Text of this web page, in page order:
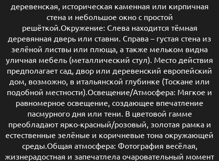
деревенская, историческая каменная или кирпичная
стена и небольшое окно с простой
решёткой.Окружение: Слева находится тёмная
деревянная дверь или ставни. Справа – густая стена из
зелёной листвы или плюща, а также мельком видна
уличная мебель (металлический стул). Место действия
предполагает сад, двор или деревенский европейский
дом, возможно, в итальянской глубинке (Тоскане или
подобной местности).Освещение/Атмосфера: Мягкое и
равномерное освещение, создающее впечатление
пасмурного дня или тени. В цветовой гамме
преобладают ярко-красный/розовый, золотая рамка и
естественные зелёные и коричневые тона окружающей
среды.Общая атмосфера: Фотография весёлая,
жизнерадостная и запечатлела очаровательный момент